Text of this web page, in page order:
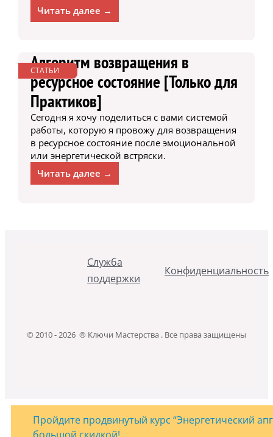
Читать далее →
СТАТЬИ
Алгоритм возвращения в
ресурсное состояние [Только для
Практиков]
Сегодня я хочу поделиться с вами системой
работы, которую я провожу для возвращения
в ресурсное состояние после эмоциональной
или энергетической встряски.
Читать далее →
Служба
поддержки
Конфиденциальность
© 2010 - 2026 ® Ключи Мастерства . Все права защищены
Пройдите продвинутый курс “Энергетический